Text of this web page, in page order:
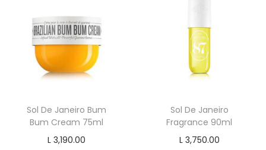
Sol De Janeiro Bum
Bum Cream 75ml
L3,190.00
Sol De Janeiro
Fragrance 90ml
L3,750.00